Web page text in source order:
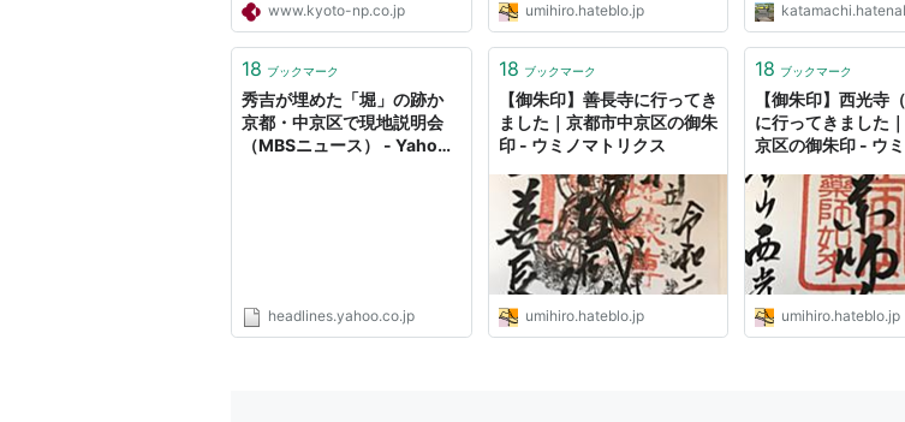
www.kyoto-np.co.jp umihiro.hateblo.jp
18 ブックマーク
秀吉が埋めた「堀」の跡か
京都・中京区で現地説明会
（MBSニュース） - Yahoo!
headlines.yahoo.co.jp
18 ブックマーク
【御朱印】善長寺に行ってき
ました｜京都市中京区の御朱
印 - ウミノマトリクス
umihiro.hateblo.jp
18 ブックマーク
【御朱印】西光寺
に行ってきました
京区の御朱印 - ウ
umihiro.hateblo.jp